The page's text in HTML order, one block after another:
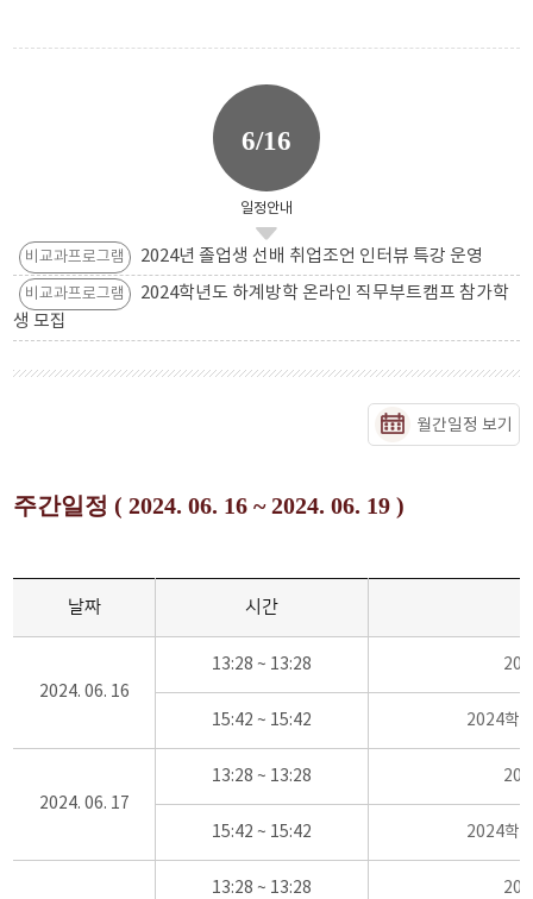
6/16
일정안내
비교과프로그램 2024년 졸업생 선배 취업조언 인터뷰 특강 운영
비교과프로그램
2024학년도 하계방학 온라인 직무부트캠프 참가학
생 모집
월간일정 보기
주간일정 ( 2024. 06. 16 ~ 2024. 06. 19 )
날짜 시간
2024. 06. 16
13:28 ~ 13:28
15:42 ~ 15:42 2024학
2024. 06. 17
13:28 ~ 13:28
15:42 ~ 15:42 2024학
13:28 ~ 13:28